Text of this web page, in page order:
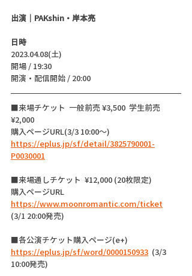
出演｜PAKshin・岸本亮
日時
2023.04.08(土)
開場 / 19:30
開演・配信開始 / 20:00
■来場チケット  一般前売 ¥3,500  学生前売
¥2,000
購入ページURL(3/3 10:00〜)
https://eplus.jp/sf/detail/3825790001-
P0030001
■来場通しチケット  ¥12,000 (20枚限定)
購入ページURL
https://www.moonromantic.com/ticket
(3/1 20:00発売)
■各公演チケット購入ページ(e+)
https://eplus.jp/sf/word/0000150933
  (3/3
10:00発売)